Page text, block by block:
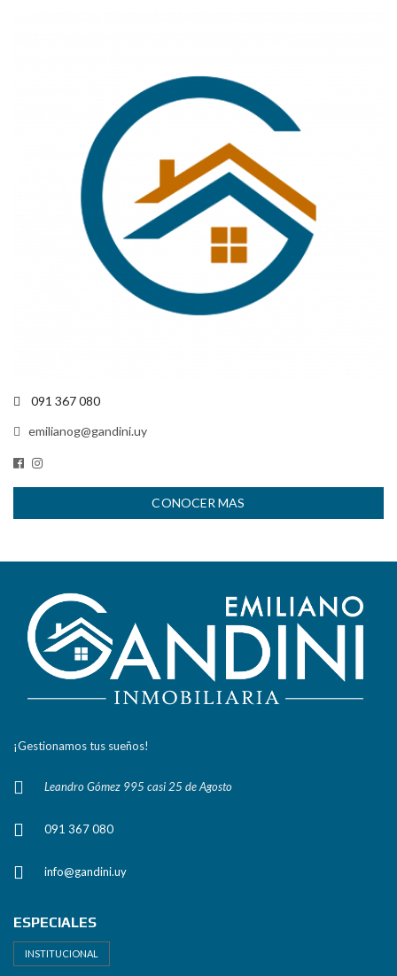
091 367 080
emilianog@gandini.uy
CONOCER MAS
¡Gestionamos tus sueños!
Leandro Gómez 995 casi 25 de Agosto
091 367 080
info@gandini.uy
ESPECIALES
INSTITUCIONAL